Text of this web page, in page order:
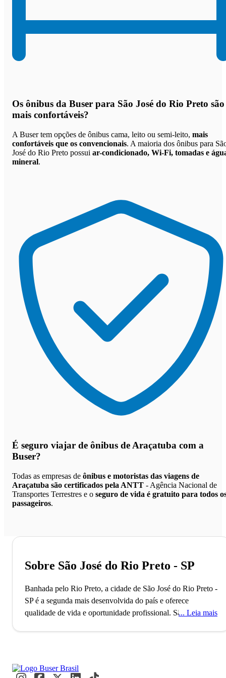
Os ônibus da Buser para São José do Rio Preto são
mais confortáveis?
A Buser tem opções de ônibus cama, leito ou semi-leito, mais
confortáveis que os convencionais. A maioria dos ônibus para
José do Rio Preto possui ar-condicionado, Wi-Fi, tomadas e
mineral.
É seguro viajar de ônibus de Araçatuba com a
Buser?
Todas as empresas de ônibus e motoristas das viagens de
Araçatuba são certificados pela ANTT - Agência Nacional de
Transportes Terrestres e o seguro de vida é gratuito para todos
passageiros.
Sobre São José do Rio Preto - SP
Banhada pelo Rio Preto, a cidade de São José do Rio Preto -
SP é a segunda mais desenvolvida do país e oferece
qualidade de vida e oportunidade profissional. São José do
Municipal, moradores e visitantes observam as capivaras
Leia mais